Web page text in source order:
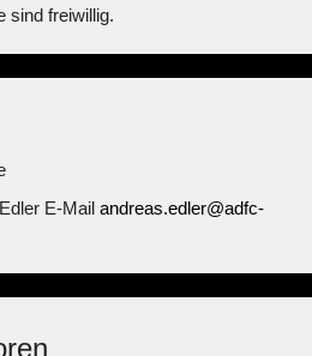
sind freiwillig.
E-Mail andreas.edler@adfc-